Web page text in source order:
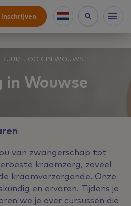
Inschrijven
OOK IN WOUWSE
in Wouwse
van zwangerschap tot
kraamzorg, zoveel
kraamverzorgende. Onze
en ervaren. Tijdens je
we je over cursussen die